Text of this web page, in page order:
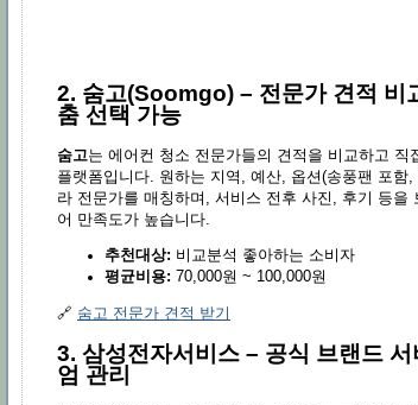
2. 숨고(Soomgo) – 전문가 견적 비
춤 선택 가능
숨고는 에어컨 청소 전문가들의 견적을 비교하고 직
플랫폼입니다. 원하는 지역, 예산, 옵션(송풍팬 포함
라 전문가를 매칭하며, 서비스 전후 사진, 후기 등을
어 만족도가 높습니다.
추천대상: 비교분석 좋아하는 소비자
평균비용: 70,000원 ~ 100,000원
🔗 숨고 전문가 견적 받기
3. 삼성전자서비스 – 공식 브랜드 서
엄 관리